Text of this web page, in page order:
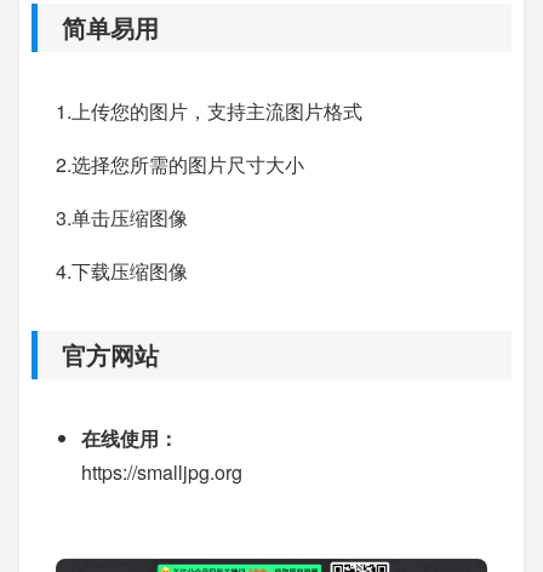
简单易用
1.上传您的图片，支持主流图片格式
2.选择您所需的图片尺寸大小
3.单击压缩图像
4.下载压缩图像
官方网站
在线使用：
https://smalljpg.org